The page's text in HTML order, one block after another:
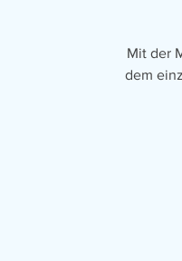
Mit der
dem